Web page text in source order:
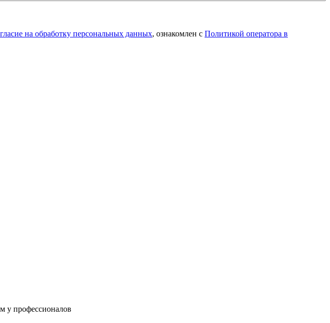
на обработку персональных данных, ознакомлен с Политикой оператора в
у профессионалов